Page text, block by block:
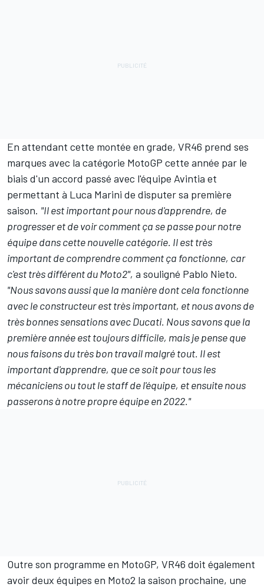
En attendant cette montée en grade, VR46 prend ses
marques avec la catégorie MotoGP cette année par le
biais d'un accord passé avec l'équipe Avintia et
permettant à Luca Marini de disputer sa première
saison. "Il est important pour nous d'apprendre, de
progresser et de voir comment ça se passe pour notre
équipe dans cette nouvelle catégorie. Il est très
important de comprendre comment ça fonctionne, car
c'est très différent du Moto2", a souligné Pablo Nieto.
"Nous savons aussi que la manière dont cela fonctionne
avec le constructeur est très important, et nous avons de
très bonnes sensations avec Ducati. Nous savons que la
première année est toujours difficile, mais je pense que
nous faisons du très bon travail malgré tout. Il est
important d'apprendre, que ce soit pour tous les
mécaniciens ou tout le staff de l'équipe, et ensuite nous
passerons à notre propre équipe en 2022."
Outre son programme en MotoGP, VR46 doit également
avoirdeux équipes en Moto2 la saison prochaine, une